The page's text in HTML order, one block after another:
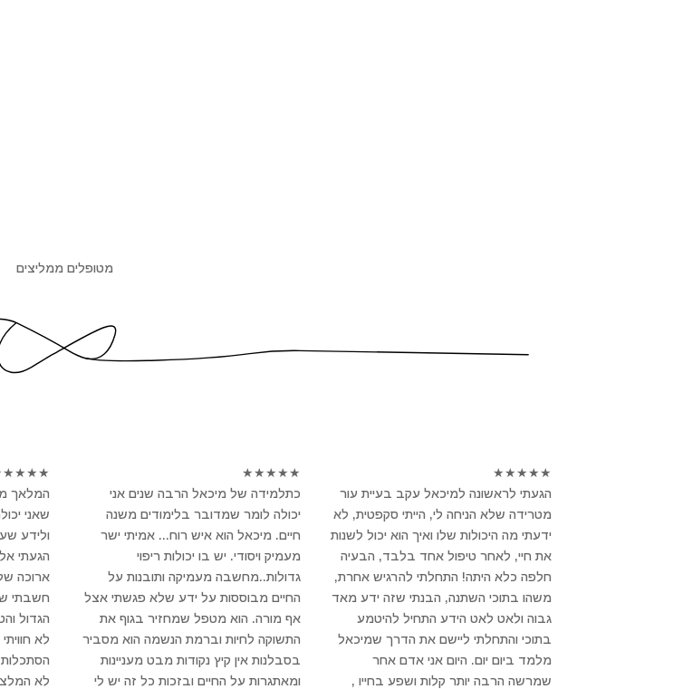
מטופלים ממליצים
★
★
★
★
המלאך
שאני
ולידע
ארוכה
חשבתי
הגדול
לא
לא
★
★
★
★
★
כתלמידה של מיכאל הרבה שנים אני
יכולה לומר שמדובר בלימודים משנה
חיים. מיכאל הוא איש רוח... אמיתי ישר
מעמיק ויסודי. יש בו יכולות ריפוי
גדולות..מחשבה מעמיקה ותובנות על
החיים מבוססות על ידע שלא פגשתי אצל
אף מורה. הוא מטפל שמחזיר בגוף את
התשוקה לחיות וברמת הנשמה הוא מסביר
בסבלנות אין קיץ נקודות מבט מעניינות
ומאתגרות על החיים ובזכות כל זה יש לי
★
★
★
★
★
הגעתי לראשונה למיכאל עקב בעיית עור
מטרידה שלא הניחה לי, הייתי סקפטית, לא
ידעתי מה היכולות שלו ואיך הוא יכול לשנות
את חיי, לאחר טיפול אחד בלבד, הבעיה
חלפה כלא היתה! התחלתי להרגיש אחרת,
משהו בתוכי השתנה, הבנתי שזה ידע מאד
גבוה ולאט לאט הידע התחיל להיטמע
בתוכי והתחלתי ליישם את הדרך שמיכאל
מלמד ביום יום. היום אני אדם אחר
שמרשה הרבה יותר קלות ושפע בחייו ,